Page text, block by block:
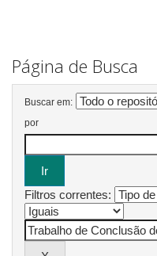
Página de Busca
Buscar em:
por
Filtros correntes: